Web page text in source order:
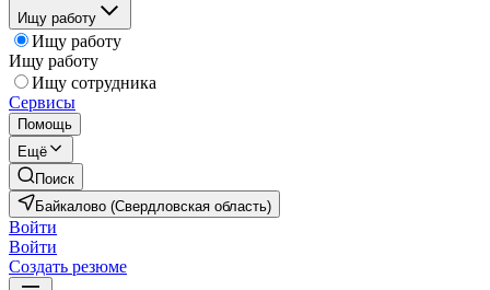
Ищу работу
Ищу работу
Ищу работу
Ищу сотрудника
Сервисы
Помощь
Ещё
Поиск
Байкалово (Свердловская область)
Войти
Войти
Создать резюме